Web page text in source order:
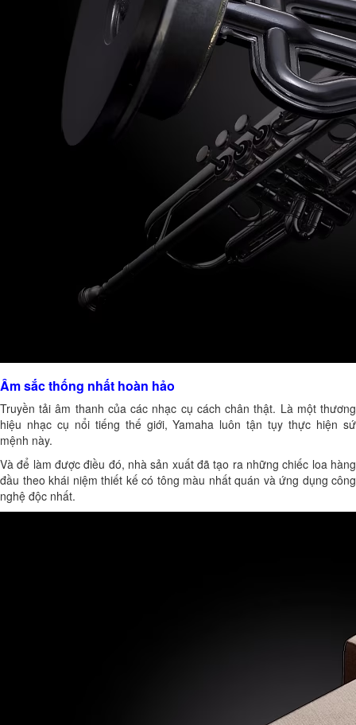
Âm sắc thống nhất hoàn hảo
Truyền tải âm thanh của các nhạc cụ cách chân thật. Là một thương
hiệu nhạc cụ nổi tiếng thế giới, Yamaha luôn tận tụy thực hiện sứ
mệnh này.
Và để làm được điều đó, nhà sản xuất đã tạo ra những chiếc loa hàng
đầu theo khái niệm thiết kế có tông màu nhất quán và ứng dụng công
nghệ độc nhất.